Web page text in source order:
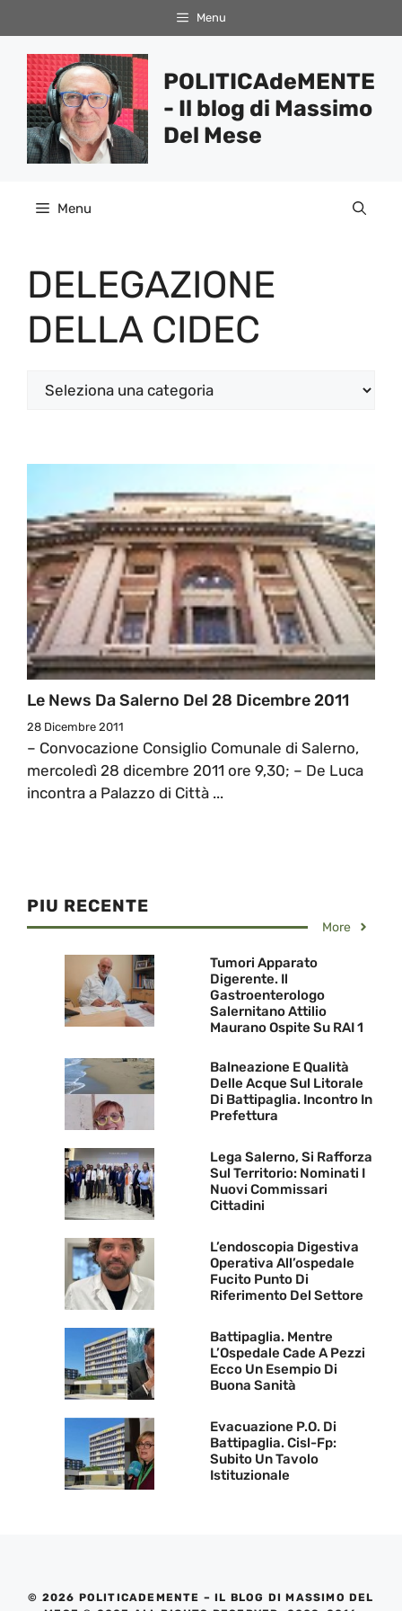
al
contenuto
Menu
POLITICAdeMENTE
- Il blog di Massimo
Del Mese
Menu
DELEGAZIONE
DELLA CIDEC
Categorie
Le News Da Salerno Del 28 Dicembre 2011
28 Dicembre 2011
– Convocazione Consiglio Comunale di Salerno,
mercoledì 28 dicembre 2011 ore 9,30; – De Luca
incontra a Palazzo di Città ...
PIU RECENTE
More
Tumori Apparato
Digerente. Il
Gastroenterologo
Salernitano Attilio
Maurano Ospite Su RAI 1
Balneazione E Qualità
Delle Acque Sul Litorale
Di Battipaglia. Incontro In
Prefettura
Lega Salerno, Si Rafforza
Sul Territorio: Nominati I
Nuovi Commissari
Cittadini
L’endoscopia Digestiva
Operativa All’ospedale
Fucito Punto Di
Riferimento Del Settore
Battipaglia. Mentre
L’Ospedale Cade A Pezzi
Ecco Un Esempio Di
Buona Sanità
Evacuazione P.O. Di
Battipaglia. Cisl-Fp:
Subito Un Tavolo
Istituzionale
© 2026 POLITICADEMENTE – IL BLOG DI MASSIMO DEL